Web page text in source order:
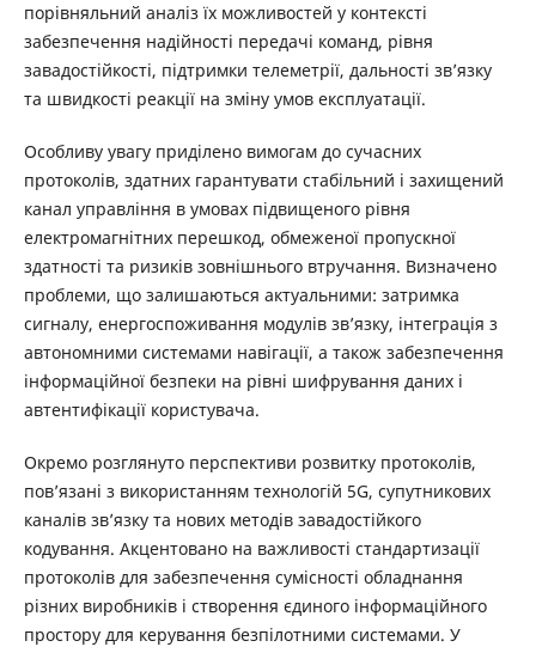
порівняльний аналіз їх можливостей у контексті
забезпечення надійності передачі команд, рівня
завадостійкості, підтримки телеметрії, дальності зв’язку
та швидкості реакції на зміну умов експлуатації.
Особливу увагу приділено вимогам до сучасних
протоколів, здатних гарантувати стабільний і захищений
канал управління в умовах підвищеного рівня
електромагнітних перешкод, обмеженої пропускної
здатності та ризиків зовнішнього втручання. Визначено
проблеми, що залишаються актуальними: затримка
сигналу, енергоспоживання модулів зв’язку, інтеграція з
автономними системами навігації, а також забезпечення
інформаційної безпеки на рівні шифрування даних і
автентифікації користувача.
Окремо розглянуто перспективи розвитку протоколів,
пов’язані з використанням технологій 5G, супутникових
каналів зв’язку та нових методів завадостійкого
кодування. Акцентовано на важливості стандартизації
протоколів для забезпечення сумісності обладнання
різних виробників і створення єдиного інформаційного
простору для керування безпілотними системами. У